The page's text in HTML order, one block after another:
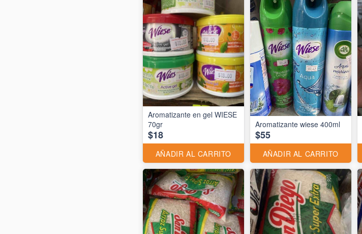
Aromatizante en gel WIESE
70gr
$18
AÑADIR AL CARRITO
Aromatizante wiese 400ml
$55
AÑADIR AL CARRITO